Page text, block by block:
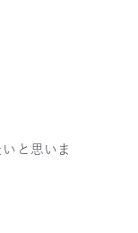
と思いま